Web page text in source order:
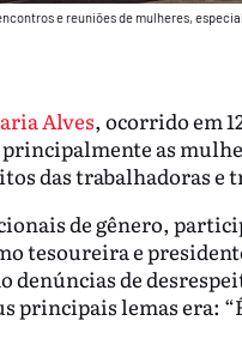
e reuniões de mulheres,
Alves, ocorrido em
as
das trabalhadoras e
de gênero,
tesoureira e
denúncias de
principais lemas era: